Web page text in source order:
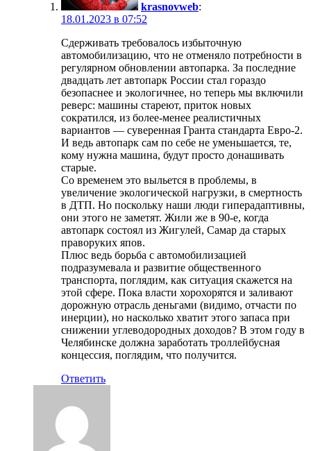
krasnovweb:
18.01.2023 в 07:52
Сдерживать требовалось избыточную
автомобилизацию, что не отменяло потребности в
регулярном обновлении автопарка. За последние
двадцать лет автопарк России стал гораздо
безопаснее и экологичнее, но теперь мы включили
реверс: машины стареют, приток новых
сократился, из более-менее реалистичных
вариантов — суверенная Гранта стандарта Евро-2.
И ведь автопарк сам по себе не уменьшается, те,
кому нужна машина, будут просто донашивать
старые.
Со временем это выльется в проблемы, в
увеличение экологической нагрузки, в смертность
в ДТП. Но поскольку наши люди гиперадаптивны,
они этого не заметят. Жили же в 90-е, когда
автопарк состоял из Жигулей, Самар да старых
праворуких япов.
Плюс ведь борьба с автомобилизацией
подразумевала и развитие общественного
транспорта, поглядим, как ситуация скажется на
этой сфере. Пока власти хорохорятся и заливают
дорожную отрасль деньгами (видимо, отчасти по
инерции), но насколько хватит этого запаса при
снижении углеводородных доходов? В этом году в
Челябинске должна заработать троллейбусная
концессия, поглядим, что получится.
Ответить